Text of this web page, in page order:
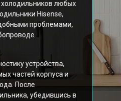
холодильников любых
Hisense,
проблемами,
устройства,
частей корпуса и
После
убедившись в